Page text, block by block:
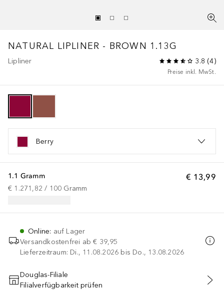
NATURAL LIPLINER - BROWN 1.13G
Lipliner 3.8 (4)
Preise inkl. MwSt.
Berry
€ 13,99
1.1 Gramm
€ 1.271,82 / 100 Gramm
Online: auf Lager
Versandkostenfrei ab € 39,95
Lieferzeitraum: Di., 11.08.2026 bis Do., 13.08.2026
IN DEN WARENKORB
Douglas-Filiale
Filialverfügbarkeit prüfen